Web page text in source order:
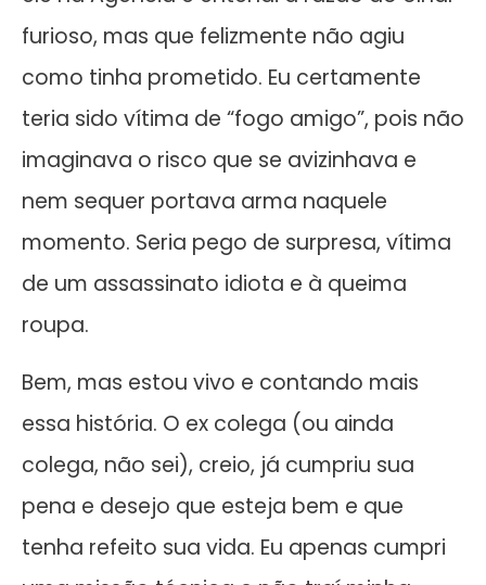
furioso, mas que felizmente não agiu
como tinha prometido. Eu certamente
teria sido vítima de “fogo amigo”, pois não
imaginava o risco que se avizinhava e
nem sequer portava arma naquele
momento. Seria pego de surpresa, vítima
de um assassinato idiota e à queima
roupa.
Bem, mas estou vivo e contando mais
essa história. O ex colega (ou ainda
colega, não sei), creio, já cumpriu sua
pena e desejo que esteja bem e que
tenha refeito sua vida. Eu apenas cumpri